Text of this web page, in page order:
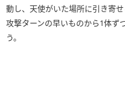
動し、天使がいた場所に引き寄
攻撃ターンの早いものから1体ず
う。